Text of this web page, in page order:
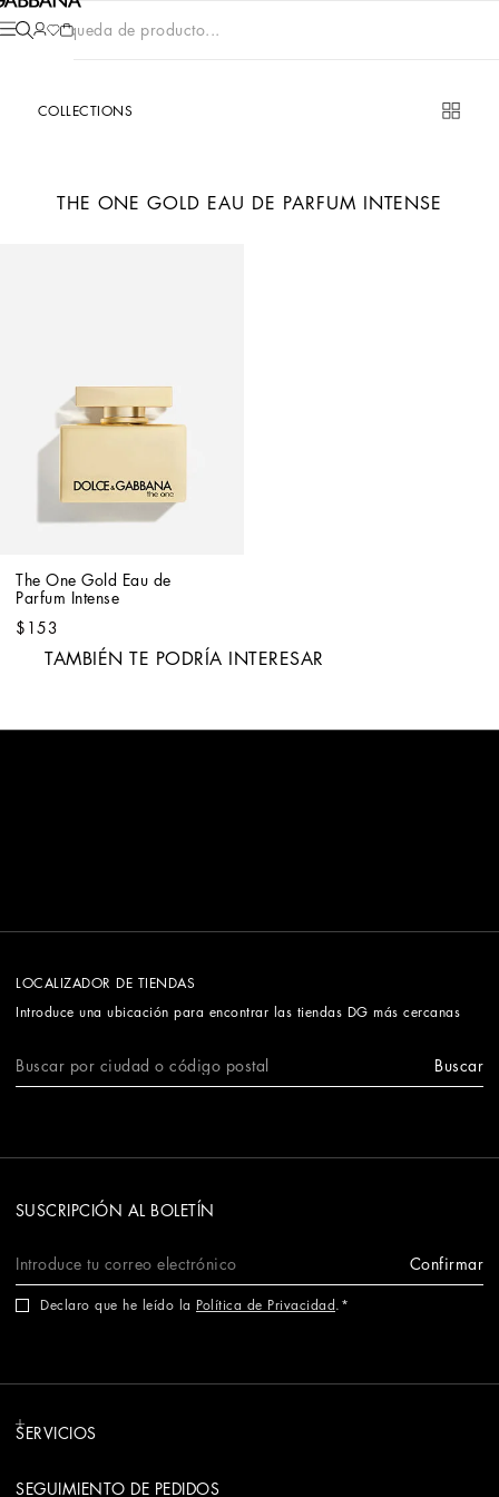
Búsqueda de producto...
COLLECTIONS
THE ONE GOLD EAU DE PARFUM INTENSE
The One Gold Eau de
Parfum Intense
$153
TAMBIÉN TE PODRÍA INTERESAR
LOCALIZADOR DE TIENDAS
Introduce una ubicación para encontrar las tiendas DG más cercanas
Buscar
SUSCRIPCIÓN AL BOLETÍN
Confirmar
Declaro que he leído la Política de Privacidad .
SERVICIOS
SEGUIMIENTO DE PEDIDOS